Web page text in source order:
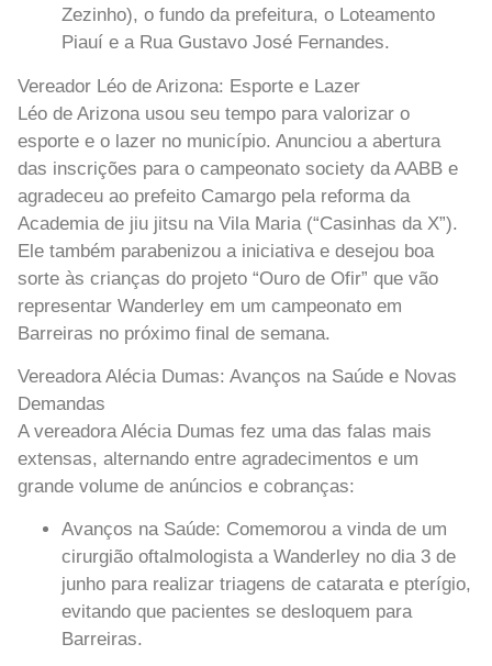
Zezinho), o fundo da prefeitura, o Loteamento
Piauí e a Rua Gustavo José Fernandes.
Vereador Léo de Arizona: Esporte e Lazer
Léo de Arizona usou seu tempo para valorizar o
esporte e o lazer no município. Anunciou a abertura
das inscrições para o campeonato society da AABB e
agradeceu ao prefeito Camargo pela reforma da
Academia de jiu jitsu na Vila Maria (“Casinhas da X”).
Ele também parabenizou a iniciativa e desejou boa
sorte às crianças do projeto “Ouro de Ofir” que vão
representar Wanderley em um campeonato em
Barreiras no próximo final de semana.
Vereadora Alécia Dumas: Avanços na Saúde e Novas
Demandas
A vereadora Alécia Dumas fez uma das falas mais
extensas, alternando entre agradecimentos e um
grande volume de anúncios e cobranças:
Avanços na Saúde: Comemorou a vinda de um
cirurgião oftalmologista a Wanderley no dia 3 de
junho para realizar triagens de catarata e pterígio,
evitando que pacientes se desloquem para
Barreiras.